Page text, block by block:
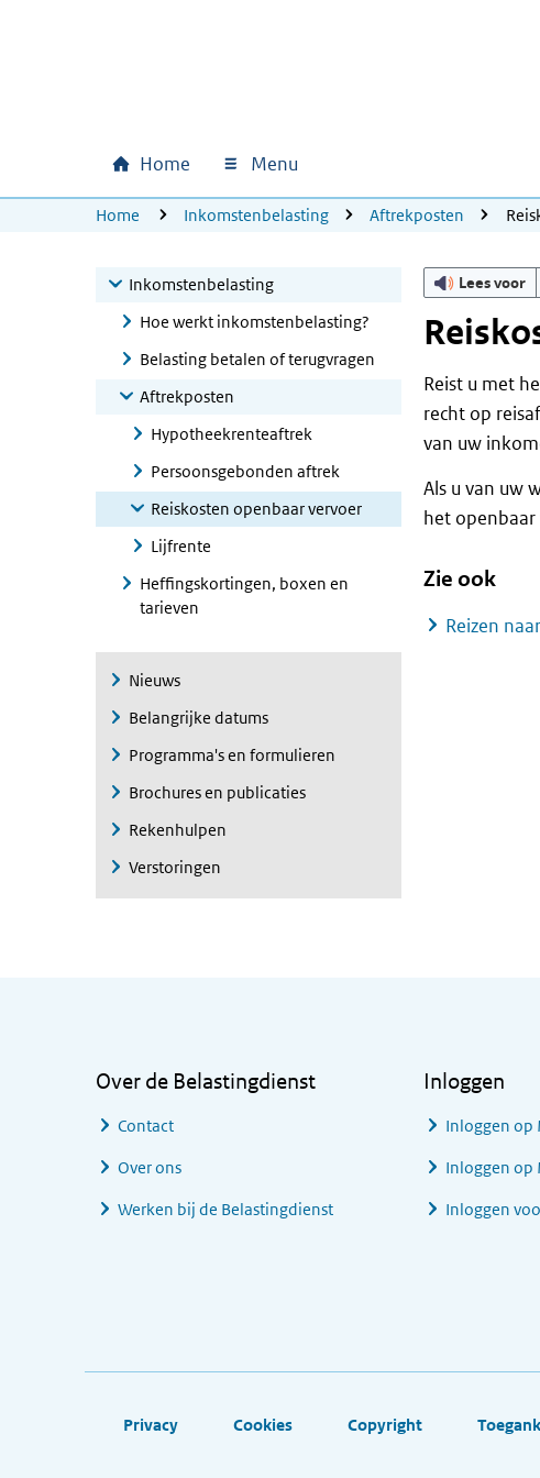
Hoofdnavigatie
Home Menu
U bevindt zich hier:
Home Inkomstenbelasting Aftrekposten
Inkomstenbelasting
Hoe werkt inkomstenbelasting?
Belasting betalen of terugvragen
Aftrekposten
Hypotheekrenteaftrek
Persoonsgebonden aftrek
Reiskosten openbaar vervoer
Lijfrente
Heffingskortingen, boxen en
tarieven
Nieuws
Belangrijke datums
Programma's en formulieren
Brochures en publicaties
Rekenhulpen
Verstoringen
Lees voor
Reist u met
recht op
van uw
Als u van uw
het
Zie ook
Reizen
Over de Belastingdienst
Contact
Over ons
Werken bij de Belastingdienst
Inloggen
Inloggen op
Inloggen op
Inloggen
Footer links
Privacy Cookies Copyright